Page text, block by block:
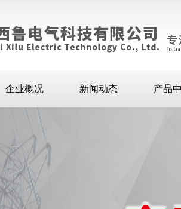
企业概况 新闻动态 产品